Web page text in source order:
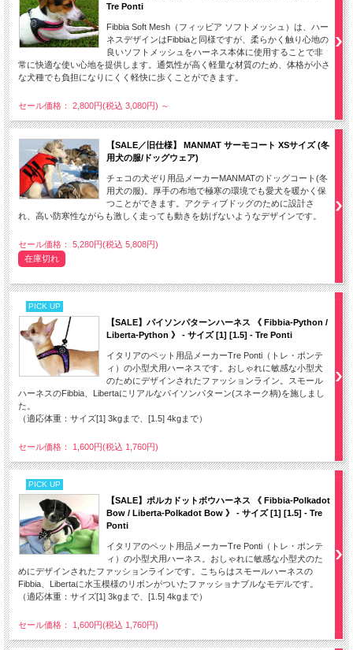
Tre Ponti
Fibbia Soft Mesh（フィッビア ソフトメッシュ）は、ハー
ネスデザインはFibbiaと同様ですが、柔らかく触り心地の
良いソフトメッシュをハーネス本体に使用することで非
常に快適な使い心地を提供します。通気性が高く軽量な材質のため、体格が小さ
な犬種でも負担になりにくく軽快に歩くことができます。
セール価格： 2,800円(税込 3,080円) ～
【SALE／旧仕様】 MANMAT サーモコート XSサイズ (冬
用犬の服/ドッグウェア)
チェコの犬ぞり用品メーカーMANMATのドッグコート(冬
用犬の服)。厚手の布地で極寒の環境でも愛犬を暖かく保
つことができます。アクティブドッグのために設計さ
れ、高い防寒性ながらも激しく走っても動きを妨げないようなデザインです。
セール価格： 5,280円(税込 5,808円)
在庫切れ
PICK UP
【SALE】パイソンパターンハーネス 《 Fibbia-Python /
Liberta-Python 》 - サイズ [1] [1.5] - Tre Ponti
イタリアのペット用品メーカーTre Ponti（トレ・ポンテ
ィ）の小型犬用ハーネスです。おしゃれに敏感な小型犬
のためにデザインされたファッションライン。スモール
ハーネスのFibbia、Libertaにリアルなパイソンパターン(スネーク柄)を施しまし
た。
（適応体重：サイズ[1] 3kgまで、[1.5] 4kgまで）
セール価格： 1,600円(税込 1,760円)
PICK UP
【SALE】ポルカドットボウハーネス 《 Fibbia-Polkadot
Bow / Liberta-Polkadot Bow 》 - サイズ [1] [1.5] - Tre
Ponti
イタリアのペット用品メーカーTre Ponti（トレ・ポンテ
ィ）の小型犬用ハーネス。おしゃれに敏感な小型犬のた
めにデザインされたファッションラインです。こちらはスモールハーネスの
Fibbia、Libertaに水玉模様のリボンがついたファッショナブルなモデルです。
（適応体重：サイズ[1] 3kgまで、[1.5] 4kgまで）
セール価格： 1,600円(税込 1,760円)